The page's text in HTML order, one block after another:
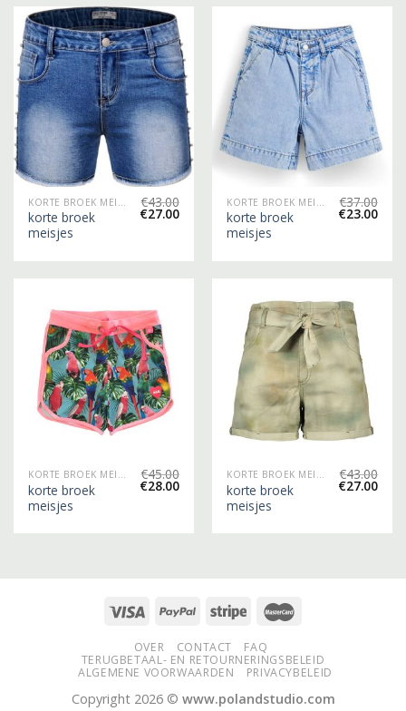
korte broek
meisjes
€43.00
€27.00
korte broek
meisjes
€37.00
€23.00
KORTE BROEK MEISJES
korte broek
meisjes
€45.00
€28.00
KORTE BROEK MEISJES
korte broek
meisjes
€43.00
€27.00
OVER CONTACT
FAQ
TERUGBETAAL- EN RETOURNERINGSBELEID
ALGEMENE VOORWAARDEN
PRIVACYBELEID
Copyright 2026 © www.polandstudio.com